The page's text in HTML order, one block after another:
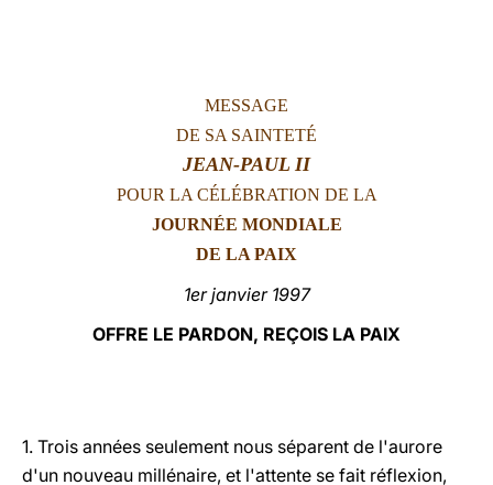
MESSAGE
DE SA SAINTETÉ
JEAN-PAUL II
POUR LA CÉLÉBRATION DE LA
JOURNÉE MONDIALE
DE LA PAIX
1er janvier 1997
OFFRE LE PARDON, REÇOIS LA PAIX
1. Trois années seulement nous séparent de l'aurore
d'un nouveau millénaire, et l'attente se fait réflexion,